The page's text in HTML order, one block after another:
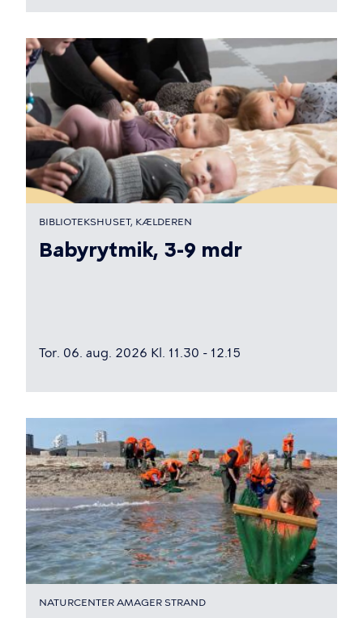
BIBLIOTEKSHUSET, KÆLDEREN
Babyrytmik, 3-9 mdr
Tor. 06. aug. 2026 Kl. 11.30 - 12.15
NATURCENTER AMAGER STRAND